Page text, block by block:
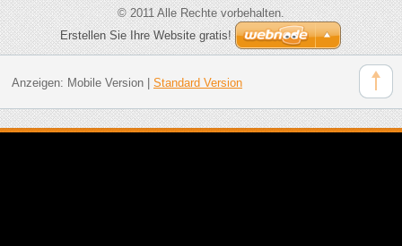
© 2011 Alle Rechte vorbehalten.
Erstellen Sie Ihre Website gratis!
Anzeigen: Mobile Version| Standard Version